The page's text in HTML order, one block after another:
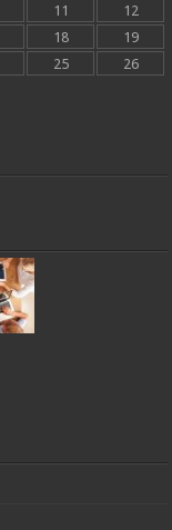
11
12
18
19
25
26